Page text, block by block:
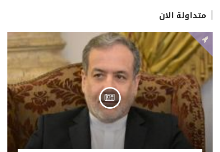
متداولة الان